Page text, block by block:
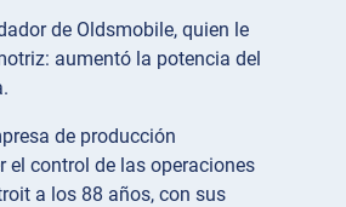
de Oldsmobile, quien le
aumentó la potencia del
de producción
el control de las operaciones
a los 88 años, con sus